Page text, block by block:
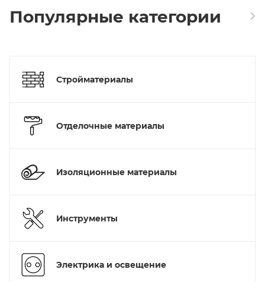
Популярные категории
Стройматериалы
Отделочные материалы
Изоляционные материалы
Инструменты
Электрика и освещение